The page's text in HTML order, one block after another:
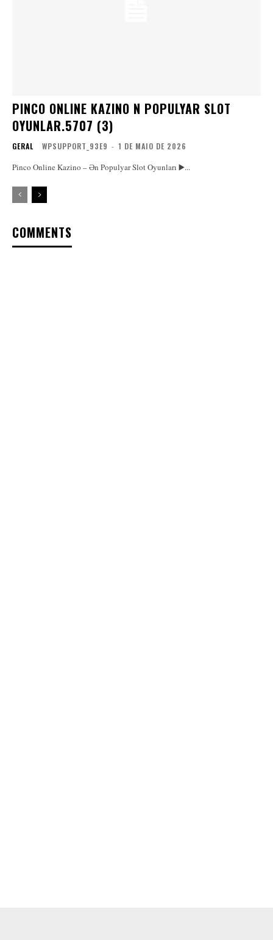
PINCO ONLINE KAZINO N POPULYAR SLOT
OYUNLAR.5707 (3)
GERAL WPSUPPORT_93E9 - 1 DE MAIO DE 2026
Pinco Online Kazino – Ən Populyar Slot Oyunları ▶️...
COMMENTS